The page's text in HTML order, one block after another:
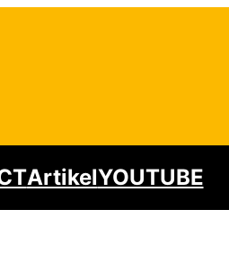
ArtikelYOUTUBE